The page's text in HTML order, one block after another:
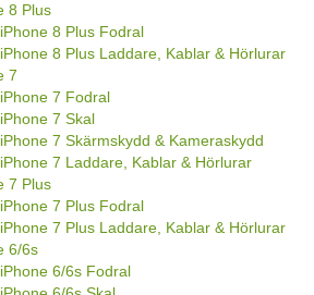
8 Plus
iPhone 8 Plus Fodral
iPhone 8 Plus Laddare, Kablar & Hörlurar
7
iPhone 7 Fodral
iPhone 7 Skal
iPhone 7 Skärmskydd & Kameraskydd
iPhone 7 Laddare, Kablar & Hörlurar
7 Plus
iPhone 7 Plus Fodral
iPhone 7 Plus Laddare, Kablar & Hörlurar
6/6s
iPhone 6/6s Fodral